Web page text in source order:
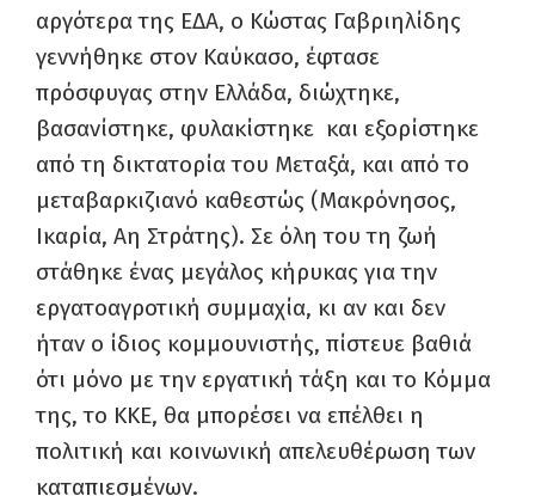
αργότερα της ΕΔΑ, ο Κώστας Γαβριηλίδης
γεννήθηκε στον Καύκασο, έφτασε
πρόσφυγας στην Ελλάδα, διώχτηκε,
βασανίστηκε, φυλακίστηκε και εξορίστηκε
από τη δικτατορία του Μεταξά, και από το
μεταβαρκιζιανό καθεστώς (Μακρόνησος,
Ικαρία, Αη Στράτης). Σε όλη του τη ζωή
στάθηκε ένας μεγάλος κήρυκας για την
εργατοαγροτική συμμαχία, κι αν και δεν
ήταν ο ίδιος κομμουνιστής, πίστευε βαθιά
ότι μόνο με την εργατική τάξη και το Κόμμα
της, το ΚΚΕ, θα μπορέσει να επέλθει η
πολιτική και κοινωνική απελευθέρωση των
καταπιεσμένων.